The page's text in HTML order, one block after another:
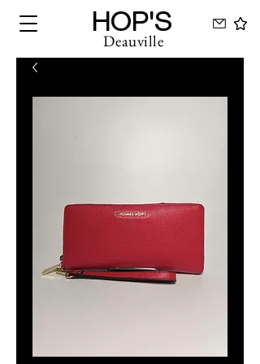
HOP'S
Deauville